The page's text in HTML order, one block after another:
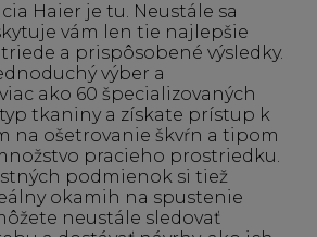
Haier je tu. Neustále sa
vám len tie najlepšie
a prispôsobené výsledky.
výber a
ako 60 špecializovaných
tkaniny a získate prístup k
na ošetrovanie škvŕn a tipom
pracieho prostriedku.
podmienok si tiež
okamih na spustenie
neustále sledovať